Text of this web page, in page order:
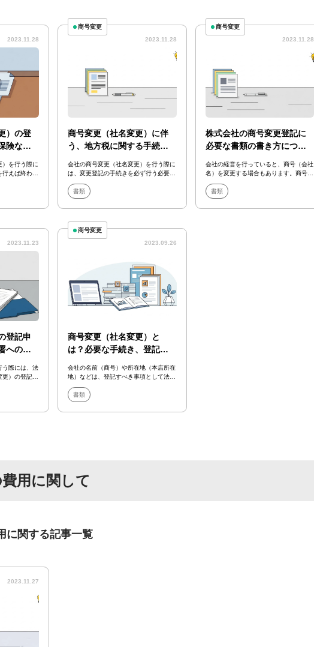
2023.11.28
）の登
険など
）を行う際に
えば終わり
商号変更
2023.11.28
商号変更（社名変更）に伴
う、地方税に関する手続き
会社の商号変更（社名変更）を行う際に
は、変更登記の手続きを必ず行う必要が
登記の手続き...
書類
商号変更
2023.11.28
株式会社の商号変更登記に
必要な書類の書き方につい
会社の経営を行っていると、商号（会社
名）を変更する場合もあります。商号を
る登記手続き...
書類
2023.11.23
登記申
への書
う際には、法
）の登記申
商号変更
2023.09.26
商号変更（社名変更）と
は？必要な手続き、登記申
会社の名前（商号）や所在地（本店所在
地）などは、登記すべき事項として法律
名変更）をは...
書類
用に関して
に関する記事一覧
2023.11.27